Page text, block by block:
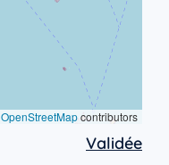
OpenStreetMapcontributors
Validée